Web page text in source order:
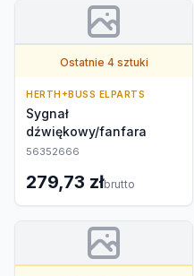
Ostatnie 4 sztuki
HERTH+BUSS ELPARTS
Sygnał
dźwiękowy/fanfara
56352666
279,73 złbrutto